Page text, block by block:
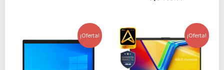
¡Oferta! ¡Oferta!